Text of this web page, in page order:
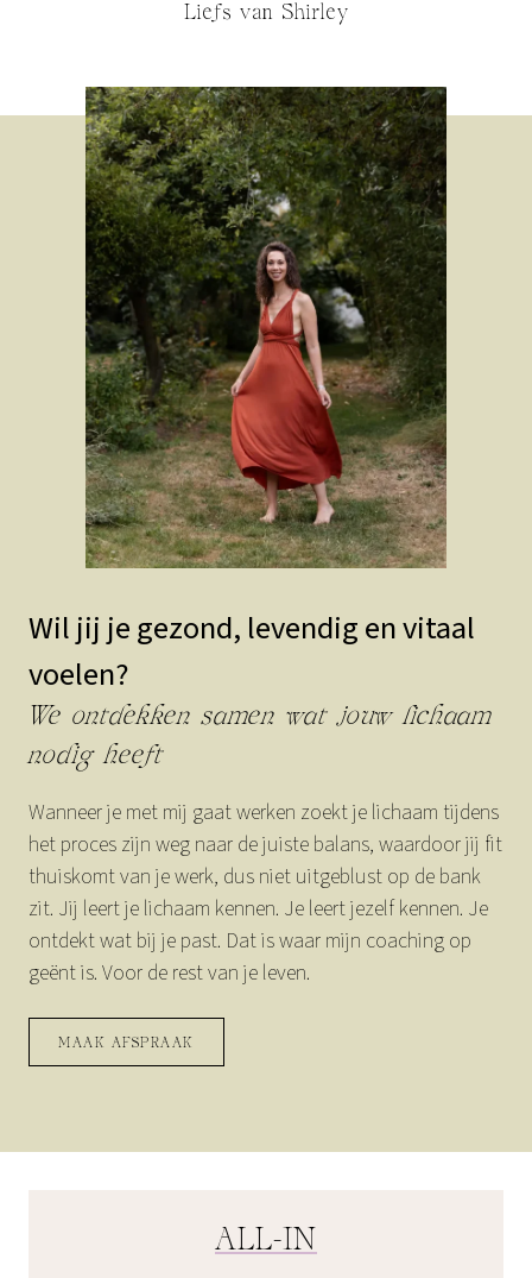
Liefs van Shirley
Wil jij je gezond, levendig en vitaal
voelen?
We ontdekken samen wat jouw lichaam
nodig heeft
Wanneer je met mij gaat werken zoekt je lichaam tijdens
het proces zijn weg naar de juiste balans, waardoor jij fit
thuiskomt van je werk, dus niet uitgeblust op de bank
zit. Jij leert je lichaam kennen. Je leert jezelf kennen. Je
ontdekt wat bij je past. Dat is waar mijn coaching op
geënt is. Voor de rest van je leven.
MAAK AFSPRAAK
ALL-IN